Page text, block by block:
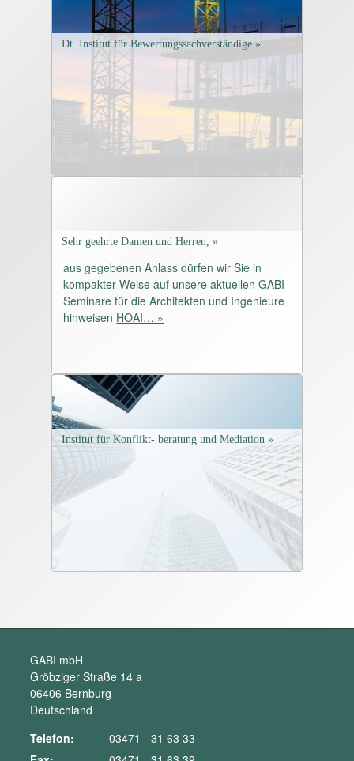
Dt. Institut für Bewertungssachverständige »
Sehr geehrte Damen und Herren, »
aus gegebenen Anlass dürfen wir Sie in
kompakter Weise auf unsere aktuellen GABI-
Seminare für die Architekten und Ingenieure
hinweisen HOAI… »
Institut für Konflikt- beratung und Mediation »
GABI mbH
Gröbziger Straße 14 a
06406 Bernburg
Deutschland
Telefon:
03471 - 31 63 33